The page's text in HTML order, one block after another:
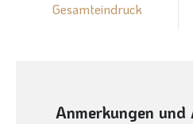
Gesamteindruck
Anmerkungen und